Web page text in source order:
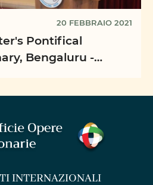
20 FEBBRAIO 2021
Pontifical
Bengaluru -
INTERNAZIONALI